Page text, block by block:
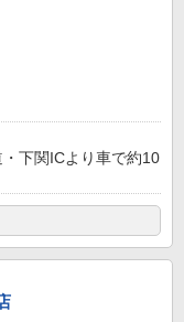
下関ICより車で約10